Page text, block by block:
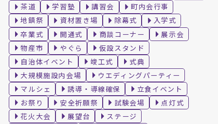
茶道
学習塾 講習会
町内会行事
地鎮祭
資材置き場 除幕式
入学式
卒業式
開通式 商談コーナー
展示会
物産市
やぐら
仮設スタンド
自治体イベント
竣工式
式典
大規模施設内会場
ウエディングパーティー
マルシェ
誘導・導線確保
立食イベント
お祭り
安全祈願祭 試験会場
点灯式
花火大会
展望台
ステージ